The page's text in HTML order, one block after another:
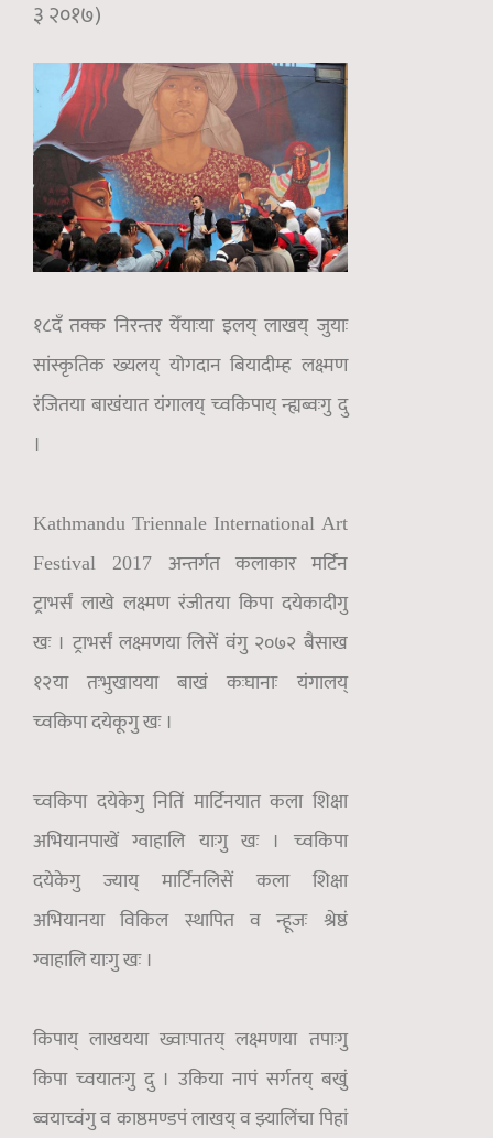
३ २०१७)
१८दँ तक्क निरन्तर येँयाःया इलय् लाखय् जुयाः
सांस्कृतिक ख्यलय् योगदान बियादीम्ह लक्ष्मण
रंजितया बाखंयात यंगालय् च्वकिपाय् न्ह्यब्वःगु दु
।
Kathmandu Triennale International Art
Festival 2017 अन्तर्गत कलाकार मर्टिन
ट्राभर्सं लाखे लक्ष्मण रंजीतया किपा दयेकादीगु
खः । ट्राभर्सं लक्ष्मणयालिसें वंगु २०७२ बैसाख
१२या तःभुखायया बाखं कःघानाः यंगालय्
च्वकिपा दयेकूगु खः ।
च्वकिपा दयेकेगु नितिं मार्टिनयात कला शिक्षा
अभियानपाखें ग्वाहालि याःगु खः । च्वकिपा
दयेकेगु ज्याय् मार्टिनलिसें कला शिक्षा
अभियानया विकिल स्थापित व न्हूजः श्रेष्ठं
ग्वाहालि याःगु खः ।
किपाय् लाखयया ख्वाःपातय् लक्ष्मणया तपाःगु
किपा च्वयातःगु दु । उकिया नापं सर्गतय् बखुं
ब्वयाच्वंगु व काष्ठमण्डपं लाखय् व झ्यालिंचा पिहां